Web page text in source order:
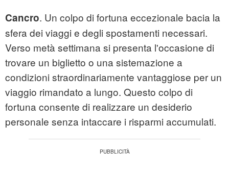
Cancro. Un colpo di fortuna eccezionale bacia la
sfera dei viaggi e degli spostamenti necessari.
Verso metà settimana si presenta l'occasione di
trovare un biglietto o una sistemazione a
condizioni straordinariamente vantaggiose per un
viaggio rimandato a lungo. Questo colpo di
fortuna consente di realizzare un desiderio
personale senza intaccare i risparmi accumulati.